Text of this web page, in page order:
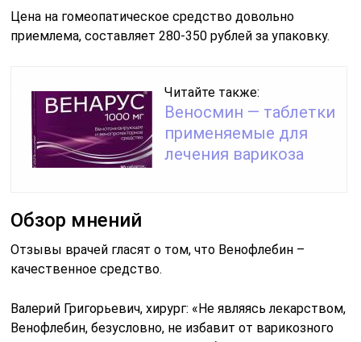
Цена на гомеопатическое средство довольно
приемлема, составляет 280-350 рублей за упаковку.
Читайте также:
Веносмин — таблетки
применяемые для
лечения варикоза
Обзор мнений
Отзывы врачей гласят о том, что Венофлебин –
качественное средство.
Валерий Григорьевич, хирург: «Не являясь лекарством,
Венофлебин, безусловно, не избавит от варикозного